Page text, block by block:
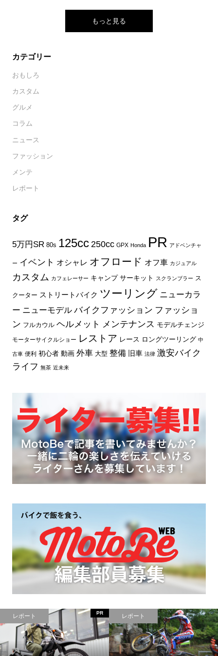
もっと見る
カテゴリー
おもしろ
カスタム
グルメ
コラム
ニュース
ファッション
メンテ
レポート
タグ
5万円SR 80s 125cc 250cc GPX Honda PR アドベンチャ
ー イベント オシャレ オフロード オフ車 カジュアル
カスタム カフェレーサー キャンプ サーキット スクランブラー ス
クーター ストリートバイク ツーリング ニューカラ
ー ニューモデル バイクファッション ファッショ
ン フルカウル ヘルメット メンテナンス モデルチェンジ
モーターサイクルショー レストア レース ロングツーリング 中
古車 便利 初心者 動画 外車 大型 整備 旧車 法律 激安バイク
ライフ 無茶 近未来
レポート コラム